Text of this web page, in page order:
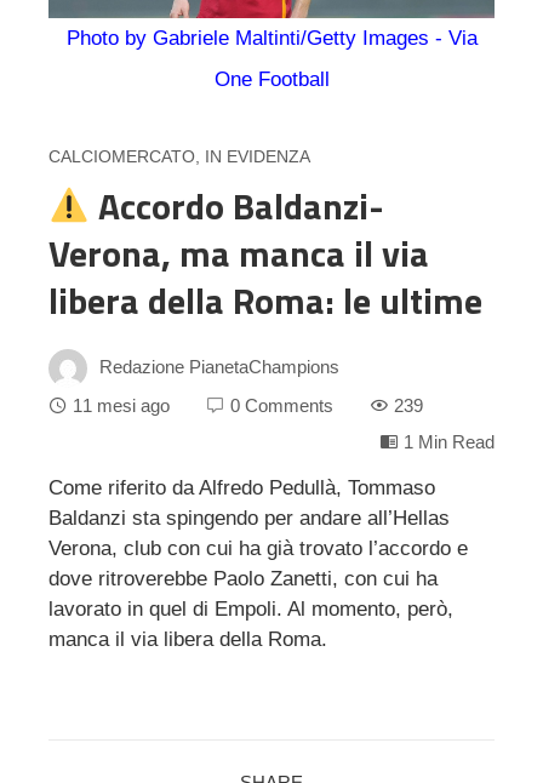
Photo by Gabriele Maltinti/Getty Images - Via
One Football
CALCIOMERCATO IN EVIDENZA
Accordo Baldanzi-
Verona, ma manca il via
libera della Roma: le ultime
Redazione PianetaChampions
11 mesi ago
0 Comments
239
1 Min Read
Come riferito da Alfredo Pedullà, Tommaso
Baldanzi sta spingendo per andare all’Hellas
Verona, club con cui ha già trovato l’accordo e
dove ritroverebbe Paolo Zanetti, con cui ha
lavorato in quel di Empoli. Al momento, però,
manca il via libera della Roma.